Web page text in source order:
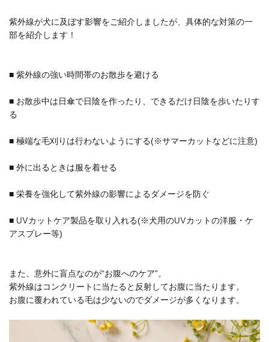
紫外線が犬に及ぼす影響をご紹介しましたが、具体的な対策の一
部を紹介します！
■ 紫外線の強い時間帯のお散歩を避ける
■ お散歩中は日傘で日陰を作ったり、できるだけ日陰を歩いたりす
る
■ 極端な毛刈りは行わないようにする(※サマーカットなどに注意)
■ 外に出るときは服を着せる
■ 栄養を強化して紫外線の影響によるダメージを防ぐ
■ UVカットケア製品を取り入れる(※犬用のUVカットの洋服・ケ
アスプレー等)
また、意外に盲点なのが“お腹へのケア”。
紫外線はコンクリートに当たると反射してお腹に当たります。
お腹に覆われている毛は少ないのでダメージが多くなります。